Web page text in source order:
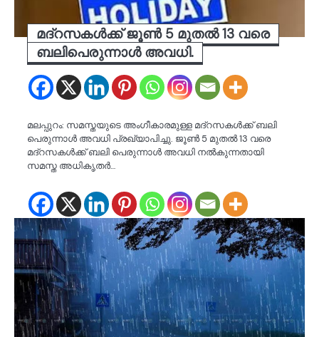
മദ്റസകൾക്ക് ജൂൺ 5 മുതൽ 13 വരെ
ബലിപെരുന്നാൾ അവധി.
മലപ്പുറം: സമസ്തയുടെ അംഗീകാരമുള്ള മദ്റസകൾക്ക് ബലി
പെരുന്നാൾ അവധി പ്രഖ്യാപിച്ചു. ജൂൺ 5 മുതൽ 13 വരെ
മദ്റസകൾക്ക് ബലി പെരുന്നാൾ അവധി നൽകുന്നതായി
സമസ്ത അധികൃതർ…